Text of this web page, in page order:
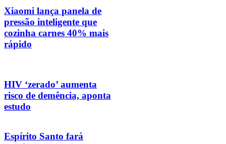
Xiaomi lança panela de
pressão inteligente que
cozinha carnes 40% mais
rápido
HIV ‘zerado’ aumenta
risco de demência, aponta
estudo
Espírito Santo fará